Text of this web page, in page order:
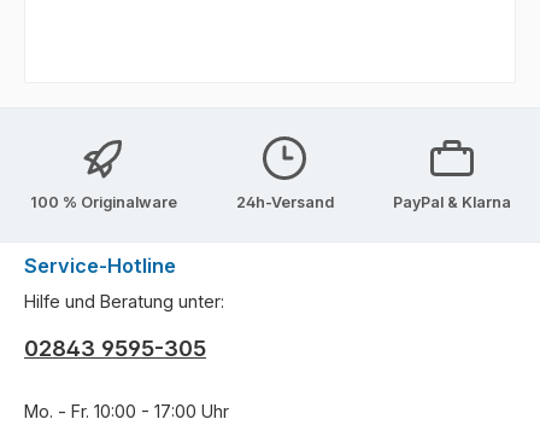
100 % Originalware 24h-Versand PayPal & Klarna
Service-Hotline
Hilfe und Beratung unter:
02843 9595-305
Mo. - Fr. 10:00 - 17:00 Uhr